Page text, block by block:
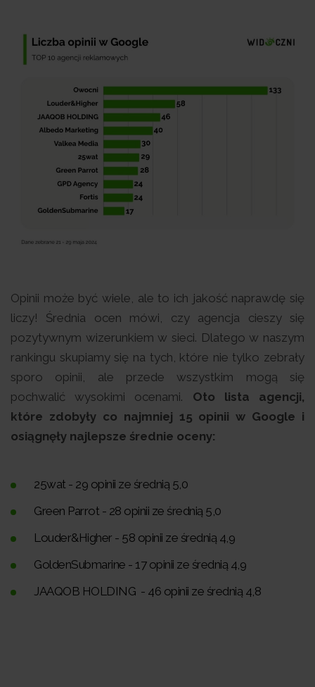
Opinii może być wiele, ale to ich jakość naprawdę się
liczy! Średnia ocen mówi, czy agencja cieszy się
pozytywnym wizerunkiem w sieci. Dlatego w naszym
rankingu skupiamy się na tych, które nie tylko zebrały
sporo opinii, ale przede wszystkim mogą się
pochwalić wysokimi ocenami. Oto lista agencji,
które zdobyły co najmniej 15 opinii w Google i
osiągnęły najlepsze średnie oceny:
25wat - 29 opinii ze średnią 5,0
Green Parrot - 28 opinii ze średnią 5,0
Louder&Higher - 58 opinii ze średnią 4,9
GoldenSubmarine - 17 opinii ze średnią 4,9
JAAQOB HOLDING - 46 opinii ze średnią 4,8